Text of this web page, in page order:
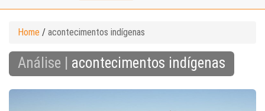
Home / acontecimentos indígenas
Análise | acontecimentos indígenas